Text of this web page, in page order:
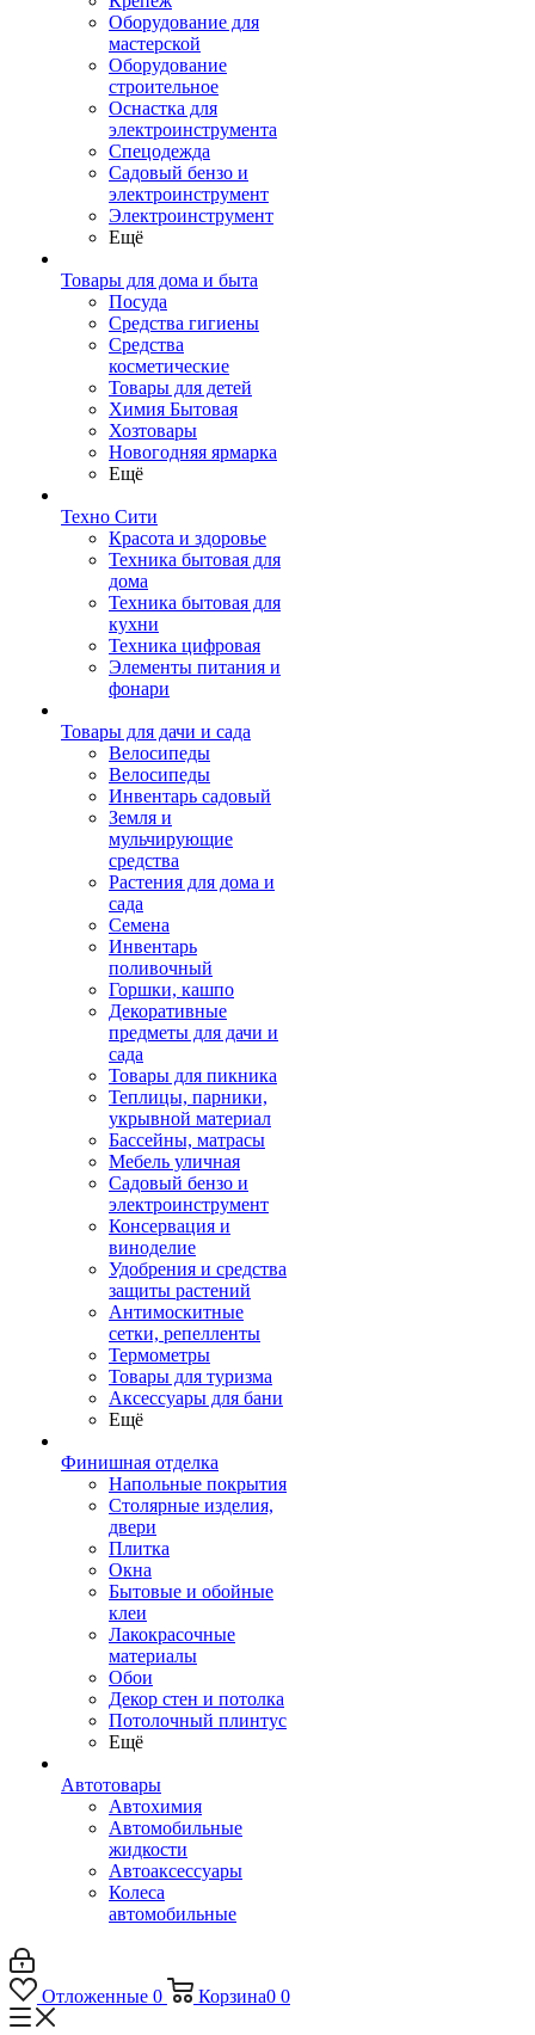
Оборудование для
мастерской
Оборудование
строительное
Оснастка для
электроинструмента
Спецодежда
Садовый бензо и
электроинструмент
Электроинструмент
Ещё
Товары для дома и быта
Посуда
Средства гигиены
Средства
косметические
Товары для детей
Химия Бытовая
Хозтовары
Новогодняя ярмарка
Ещё
Техно Сити
Красота и здоровье
Техника бытовая для
дома
Техника бытовая для
кухни
Техника цифровая
Элементы питания и
фонари
Товары для дачи и сада
Велосипеды
Велосипеды
Инвентарь садовый
Земля и
мульчирующие
средства
Растения для дома и
сада
Семена
Инвентарь
поливочный
Горшки, кашпо
Декоративные
предметы для дачи и
сада
Товары для пикника
Теплицы, парники,
укрывной материал
Бассейны, матрасы
Мебель уличная
Садовый бензо и
электроинструмент
Консервация и
виноделие
Удобрения и средства
защиты растений
Антимоскитные
сетки, репелленты
Термометры
Товары для туризма
Аксессуары для бани
Ещё
Финишная отделка
Напольные покрытия
Столярные изделия,
двери
Плитка
Окна
Бытовые и обойные
клеи
Лакокрасочные
материалы
Обои
Декор стен и потолка
Потолочный плинтус
Ещё
Автотовары
Автохимия
Автомобильные
жидкости
Автоаксессуары
Колеса
автомобильные
Отложенные 0 Корзина0 0